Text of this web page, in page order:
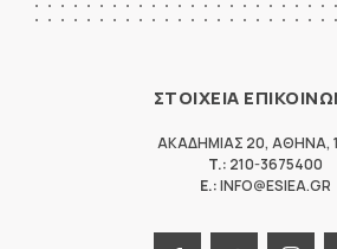
ΣΤΟΙΧΕΙΑ
ΑΚΑΔΗΜΙΑΣ 20, ΑΘΗΝΑ,
T.: 210-3675400
E.:INFO@ESIEA.GR